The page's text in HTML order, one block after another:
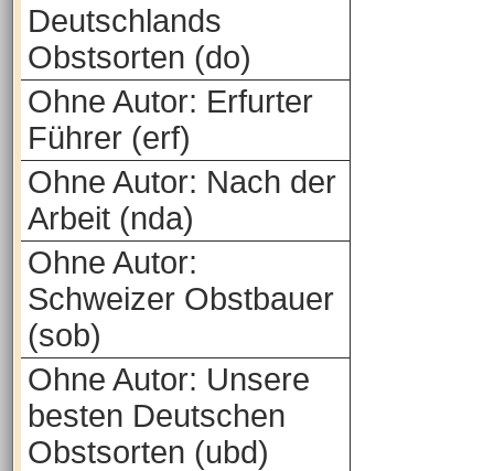
Deutschlands
Obstsorten (do)
Ohne Autor: Erfurter
Führer (erf)
Ohne Autor: Nach der
Arbeit (nda)
Ohne Autor:
Schweizer Obstbauer
(sob)
Ohne Autor: Unsere
besten Deutschen
Obstsorten (ubd)